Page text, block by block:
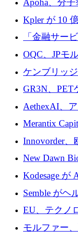
の資本シフ
Apoha、分
リジェンス
かけてステ
Kpler が 10
Contentful
ンを開始
「金融サー
いる」と「
スが語る
OQC、JPモ
界のフィン
するために
上げ
ケンブリッ
ィープテッ
を構築
GR3N、PET
めにシリー
AethexAI、
ストラクチ
Merantix
スタートア
ァンドを立
Innovorder
めに2,000万
New Dawn
ドで 210 万
Kodesage が
ェアの最新
Semble がヘ
拡大するた
を調達
EU、テクノ
保護」に関
モルファー